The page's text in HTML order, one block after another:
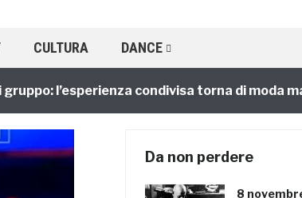
CULTURA DANCE
l’esperienza condivisa torna di moda ma
Da non perdere
8